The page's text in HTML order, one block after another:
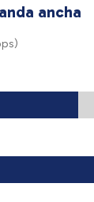
ancha